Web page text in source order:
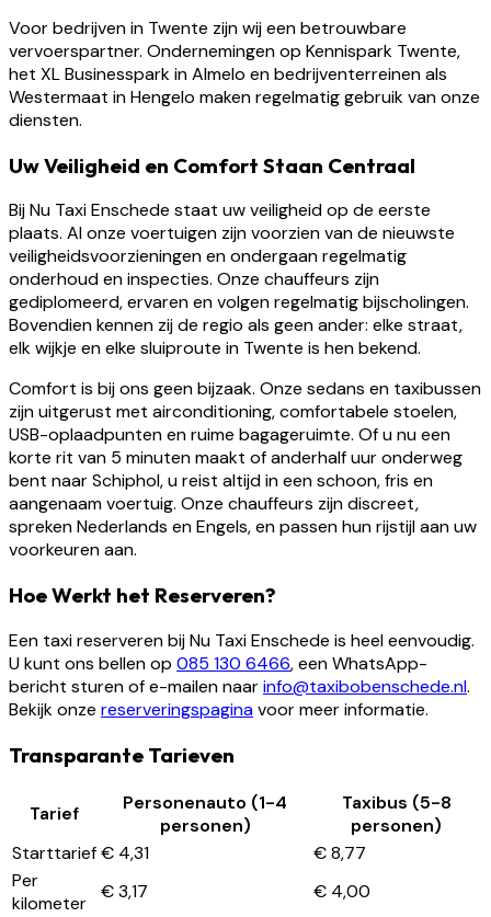
Voor bedrijven in Twente zijn wij een betrouwbare
vervoerspartner. Ondernemingen op Kennispark Twente,
het XL Businesspark in Almelo en bedrijventerreinen als
Westermaat in Hengelo maken regelmatig gebruik van onze
diensten.
Uw Veiligheid en Comfort Staan Centraal
Bij Nu Taxi Enschede staat uw veiligheid op de eerste
plaats. Al onze voertuigen zijn voorzien van de nieuwste
veiligheidsvoorzieningen en ondergaan regelmatig
onderhoud en inspecties. Onze chauffeurs zijn
gediplomeerd, ervaren en volgen regelmatig bijscholingen.
Bovendien kennen zij de regio als geen ander: elke straat,
elk wijkje en elke sluiproute in Twente is hen bekend.
Comfort is bij ons geen bijzaak. Onze sedans en taxibussen
zijn uitgerust met airconditioning, comfortabele stoelen,
USB-oplaadpunten en ruime bagageruimte. Of u nu een
korte rit van 5 minuten maakt of anderhalf uur onderweg
bent naar Schiphol, u reist altijd in een schoon, fris en
aangenaam voertuig. Onze chauffeurs zijn discreet,
spreken Nederlands en Engels, en passen hun rijstijl aan uw
voorkeuren aan.
Hoe Werkt het Reserveren?
Een taxi reserveren bij Nu Taxi Enschede is heel eenvoudig.
U kunt ons bellen op 085 130 6466, een WhatsApp-
bericht sturen of e-mailen naarinfo@taxibobenschede.nl.
Bekijk onze reserveringspaginavoor meer informatie.
Transparante Tarieven
Tarief
Personenauto (1-4
personen)
Taxibus (5-8
personen)
Starttarief€ 4,31
€ 8,77
Per
kilometer
€ 3,17
€ 4,00